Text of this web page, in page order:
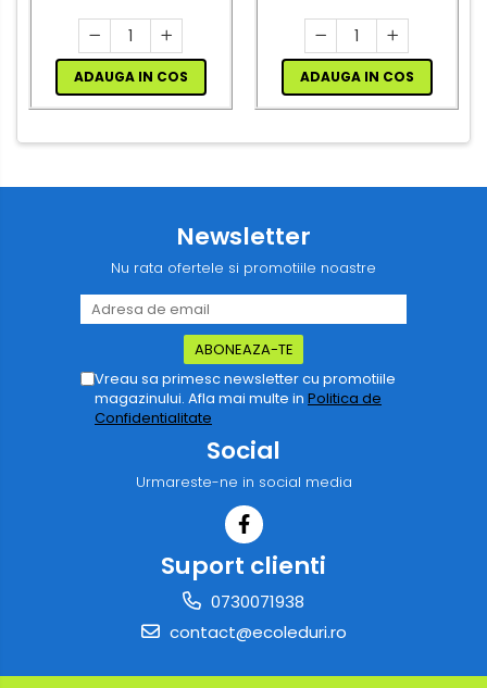
ADAUGA IN COS ADAUGA IN COS
Newsletter
Nu rata ofertele si promotiile noastre
Vreau sa primesc newsletter cu promotiile
magazinului. Afla mai multe in Politica de
Confidentialitate
Social
Urmareste-ne in social media
Suport clienti
0730071938
contact@ecoleduri.ro